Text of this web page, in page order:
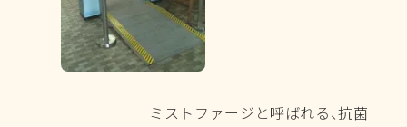
ミストファージと呼ばれる、抗菌